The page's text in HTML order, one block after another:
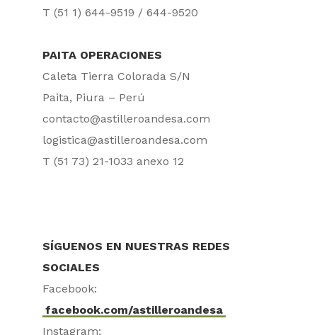
T (51 1) 644-9519 / 644-9520
PAITA OPERACIONES
Caleta Tierra Colorada S/N
Paita, Piura – Perú
contacto@astilleroandesa.com
logistica@astilleroandesa.com
T (51 73) 21-1033 anexo 12
SÍGUENOS EN NUESTRAS REDES
SOCIALES
Facebook:
facebook.com/astilleroandesa
Instagram: